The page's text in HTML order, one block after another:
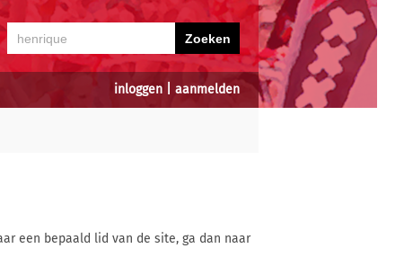
inloggen aanmelden
een bepaald lid van de site, ga dan naar